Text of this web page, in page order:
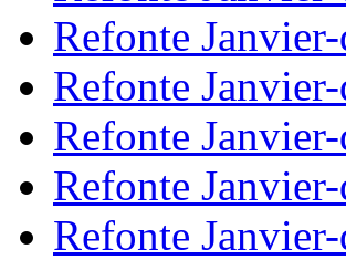
Refonte
Refonte
Refonte
Refonte
Refonte